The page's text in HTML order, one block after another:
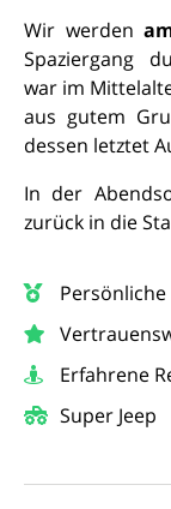
Wir werden
Spaziergang
war im
aus gutem
dessen letztet
In der
zurück in die
Erfahrene
Super Jeep